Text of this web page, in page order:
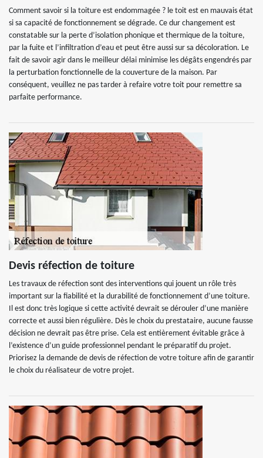
Comment savoir si la toiture est endommagée ? le toit est en mauvais état
si sa capacité de fonctionnement se dégrade. Ce dur changement est
constatable sur la perte d’isolation phonique et thermique de la toiture,
par la fuite et l’infiltration d’eau et peut être aussi sur sa décoloration. Le
fait de savoir agir dans le meilleur délai minimise les dégâts engendrés par
la perturbation fonctionnelle de la couverture de la maison. Par
conséquent, veuillez ne pas tarder à refaire votre toit pour remettre sa
parfaite performance.
Devis réfection de toiture
Les travaux de réfection sont des interventions qui jouent un rôle très
important sur la fiabilité et la durabilité de fonctionnement d’une toiture.
Il est donc très logique si cette activité devrait se dérouler d’une manière
correcte et aussi bien régulière. Dès le choix du prestataire, aucune fausse
décision ne devrait pas être prise. Cela est entièrement évitable grâce à
l’existence d’un guide professionnel pendant le préparatif du projet.
Priorisez la demande de devis de réfection de votre toiture afin de garantir
le choix du réalisateur de votre projet.